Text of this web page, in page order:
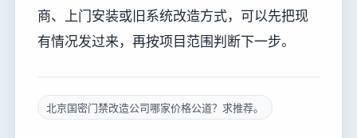
商、上门安装或旧系统改造方式，可以先把现
有情况发过来，再按项目范围判断下一步。
北京国密门禁改造公司哪家价格公道？求推荐。